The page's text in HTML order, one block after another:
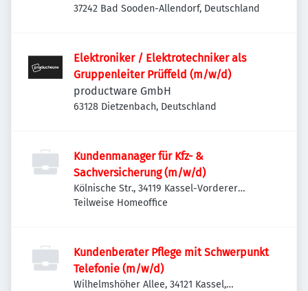
37242 Bad Sooden-Allendorf, Deutschland
Elektroniker / Elektrotechniker als
Gruppenleiter Prüffeld (m/w/d)
productware GmbH
63128 Dietzenbach, Deutschland
Kundenmanager für Kfz- &
Sachversicherung (m/w/d)
Kölnische Str., 34119 Kassel-Vorderer
Westen, Deutschland
Teilweise Homeoffice
Kundenberater Pflege mit Schwerpunkt
Telefonie (m/w/d)
Wilhelmshöher Allee, 34121 Kassel,